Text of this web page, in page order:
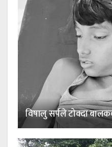
विषालु सर्पले टोक्दा